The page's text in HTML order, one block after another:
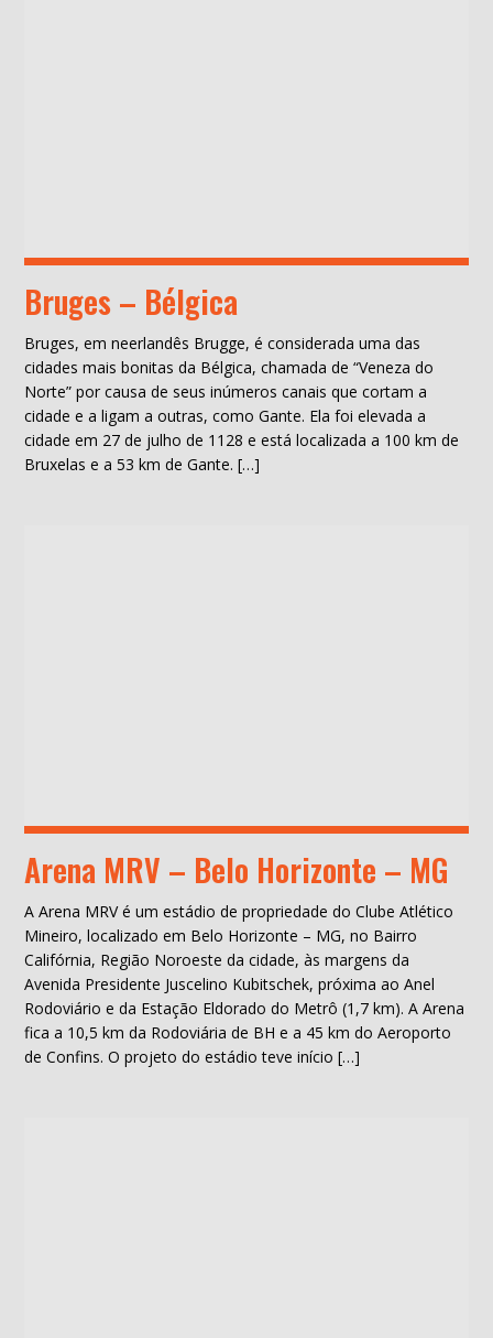
Bruges – Bélgica
Bruges, em neerlandês Brugge, é considerada uma das
cidades mais bonitas da Bélgica, chamada de “Veneza do
Norte” por causa de seus inúmeros canais que cortam a
cidade e a ligam a outras, como Gante. Ela foi elevada a
cidade em 27 de julho de 1128 e está localizada a 100 km de
Bruxelas e a 53 km de Gante. […]
Arena MRV – Belo Horizonte – MG
A Arena MRV é um estádio de propriedade do Clube Atlético
Mineiro, localizado em Belo Horizonte – MG, no Bairro
Califórnia, Região Noroeste da cidade, às margens da
Avenida Presidente Juscelino Kubitschek, próxima ao Anel
Rodoviário e da Estação Eldorado do Metrô (1,7 km). A Arena
fica a 10,5 km da Rodoviária de BH e a 45 km do Aeroporto
de Confins. O projeto do estádio teve início […]